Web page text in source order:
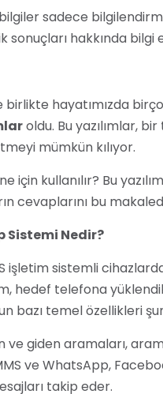
sadece
sonuçları hakkında
hayatımızda
oldu. Bu yazılımlar,
mümkün kılıyor.
ne için kullanılır? Bu
cevaplarını bu
Sistemi Nedir?
işletim sistemli
hedef telefona
bazı temel özellikleri
ve giden aramaları,
ve WhatsApp,
takip eder.